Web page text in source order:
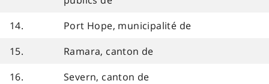
14.
Port Hope, municipalité de
15.
Ramara, canton de
16.
Severn, canton de